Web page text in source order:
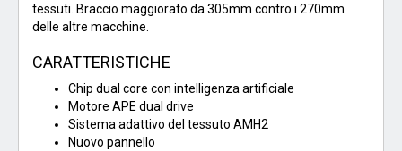
tessuti. Braccio maggiorato da 305mm contro i 270mm
delle altre macchine.
CARATTERISTICHE
Chip dual core con intelligenza artificiale
Motore APE dual drive
Sistema adattivo del tessuto AMH2
Nuovo pannello